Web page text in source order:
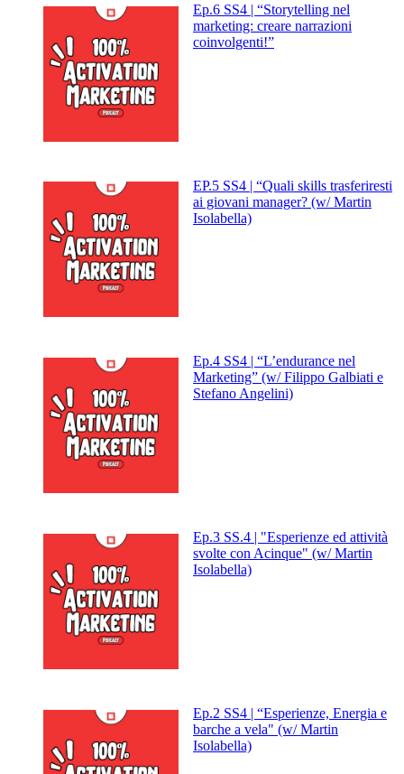
Ep.6 SS4 | “Storytelling nel
marketing: creare narrazioni
coinvolgenti!”
EP.5 SS4 | “Quali skills trasferiresti
ai giovani manager? (w/ Martin
Isolabella)
Ep.4 SS4 | “L’endurance nel
Marketing” (w/ Filippo Galbiati e
Stefano Angelini)
Ep.3 SS.4 | "Esperienze ed attività
svolte con Acinque" (w/ Martin
Isolabella)
Ep.2 SS4 | “Esperienze, Energia e
barche a vela" (w/ Martin
Isolabella)